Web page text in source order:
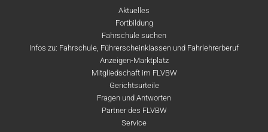
Aktuelles
Fortbildung
Fahrschule suchen
Infos zu: Fahrschule, Führerscheinklassen und Fahrlehrerberuf
Anzeigen-Marktplatz
Mitgliedschaft im FLVBW
Gerichtsurteile
Fragen und Antworten
Partner des FLVBW
Service